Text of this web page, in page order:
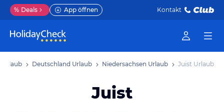
% Deals App öffnen Kontakt
Urlaub Deutschland Urlaub Niedersachsen Urlaub Juist Urlaub
Juist